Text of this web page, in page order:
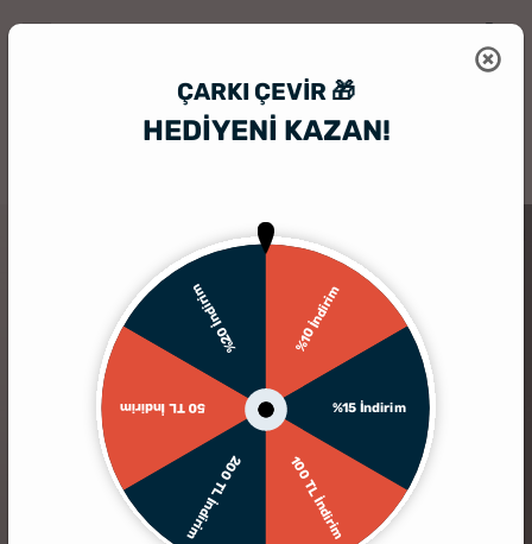
ÇARKI ÇEVIR 🎁
HEDİYENİ KAZAN!
%10 İndirim
%15 İndirim
100 TL İndirim
200 TL İndirim
50 TL İndirim
%20 İndirim